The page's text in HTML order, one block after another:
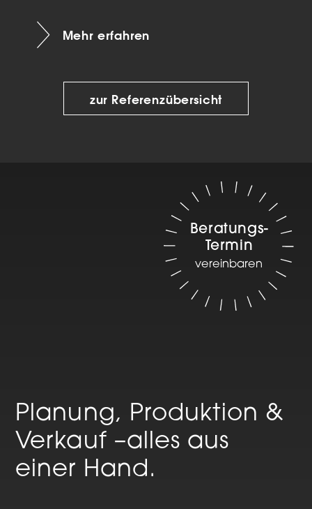
Mehr erfahren
zur Referenzübersicht
Planung, Produktion &
Verkauf –alles aus
einer Hand.
Beratungs-
Termin
vereinbaren